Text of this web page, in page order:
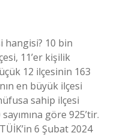
hangisi? 10 bin
11’er kişilik
12 ilçesinin 163
en büyük ilçesi
sahip ilçesi
göre 925’tir.
6 Şubat 2024